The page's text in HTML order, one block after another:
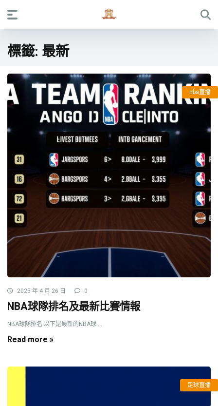
標籤: 最新
nba直播
2025 年 4 月 26 日 0
NBA球隊排名及最新比賽情報
NBA球隊排名 以下是最新的NBA球 ...
Read more »
足球直播